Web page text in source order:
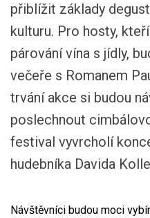
přiblížit základy
kulturu. Pro hosty,
párování vína s jídly,
večeře s Romanem
trvání akce si budou
poslechnout
festival vyvrcholí
hudebníka Davida
Návštěvníci budou moci